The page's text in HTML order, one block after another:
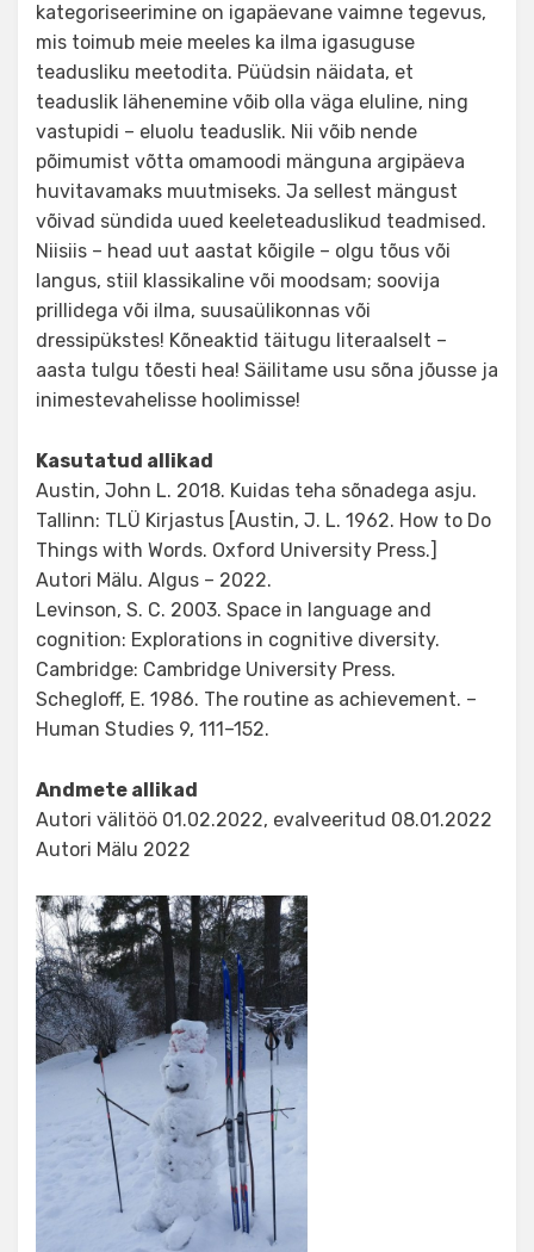
kategoriseerimine on igapäevane vaimne tegevus,
mis toimub meie meeles ka ilma igasuguse
teadusliku meetodita. Püüdsin näidata, et
teaduslik lähenemine võib olla väga eluline, ning
vastupidi – eluolu teaduslik. Nii võib nende
põimumist võtta omamoodi mänguna argipäeva
huvitavamaks muutmiseks. Ja sellest mängust
võivad sündida uued keeleteaduslikud teadmised.
Niisiis – head uut aastat kõigile – olgu tõus või
langus, stiil klassikaline või moodsam; soovija
prillidega või ilma, suusaülikonnas või
dressipükstes! Kõneaktid täitugu literaalselt –
aasta tulgu tõesti hea! Säilitame usu sõna jõusse ja
inimestevahelisse hoolimisse!
Kasutatud allikad
Austin, John L. 2018. Kuidas teha sõnadega asju.
Tallinn: TLÜ Kirjastus [Austin, J. L. 1962. How to Do
Things with Words. Oxford University Press.]
Autori Mälu. Algus – 2022.
Levinson, S. C. 2003. Space in language and
cognition: Explorations in cognitive diversity.
Cambridge: Cambridge University Press.
Schegloff, E. 1986. The routine as achievement. –
Human Studies 9, 111–152.
Andmete allikad
Autori välitöö 01.02.2022, evalveeritud 08.01.2022
Autori Mälu 2022